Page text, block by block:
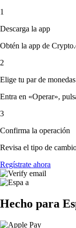
1
Descarga la app
Obtén la app de
2
Elige tu par de monedas
Entra en «Operar»,
3
Confirma la operación
Revisa el tipo de
Regístrate ahora
Hecho para